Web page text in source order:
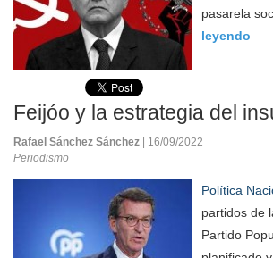
pasarela
leyendo
Feijóo y la estrategia del
Rafael Sánchez Sánchez
| 16/09/2022
Periodismo
Política
partidos de
Partido